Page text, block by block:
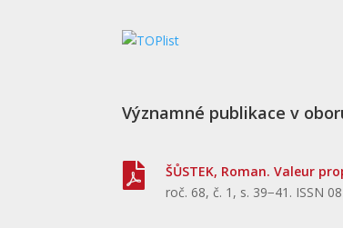
Významné publikace v

ŠŮSTEK, Roman. Valeur
roč. 68, č. 1, s. 39−41. ISSN